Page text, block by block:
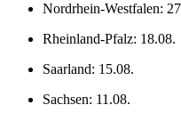
Nordrhein-Westfalen:
Rheinland-Pfalz: 18.08.
Saarland: 15.08.
Sachsen: 11.08.